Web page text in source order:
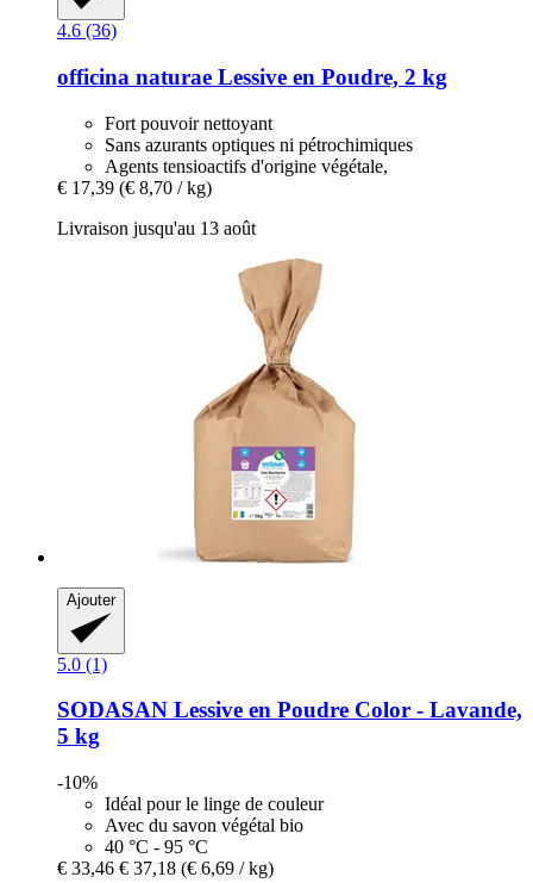
4.6 (36)
officina naturae Lessive en Poudre, 2 kg
Fort pouvoir nettoyant
Sans azurants optiques ni pétrochimiques
Agents tensioactifs d'origine végétale,
€ 17,39 (€ 8,70 / kg)
Livraison jusqu'au 13 août
Ajouter
5.0 (1)
SODASAN Lessive en Poudre Color -​ Lavande,
5 kg
-10%
Idéal pour le linge de couleur
Avec du savon végétal bio
40 °C - 95 °C
€ 33,46 € 37,18 (€ 6,69 / kg)